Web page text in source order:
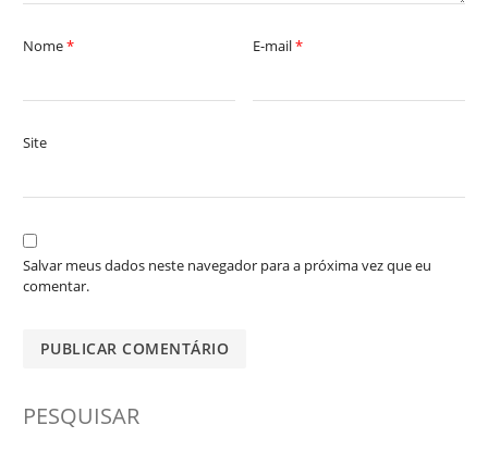
Nome* E-mail*
Site
Salvar meus dados neste navegador para a próxima vez que eu
comentar.
PESQUISAR